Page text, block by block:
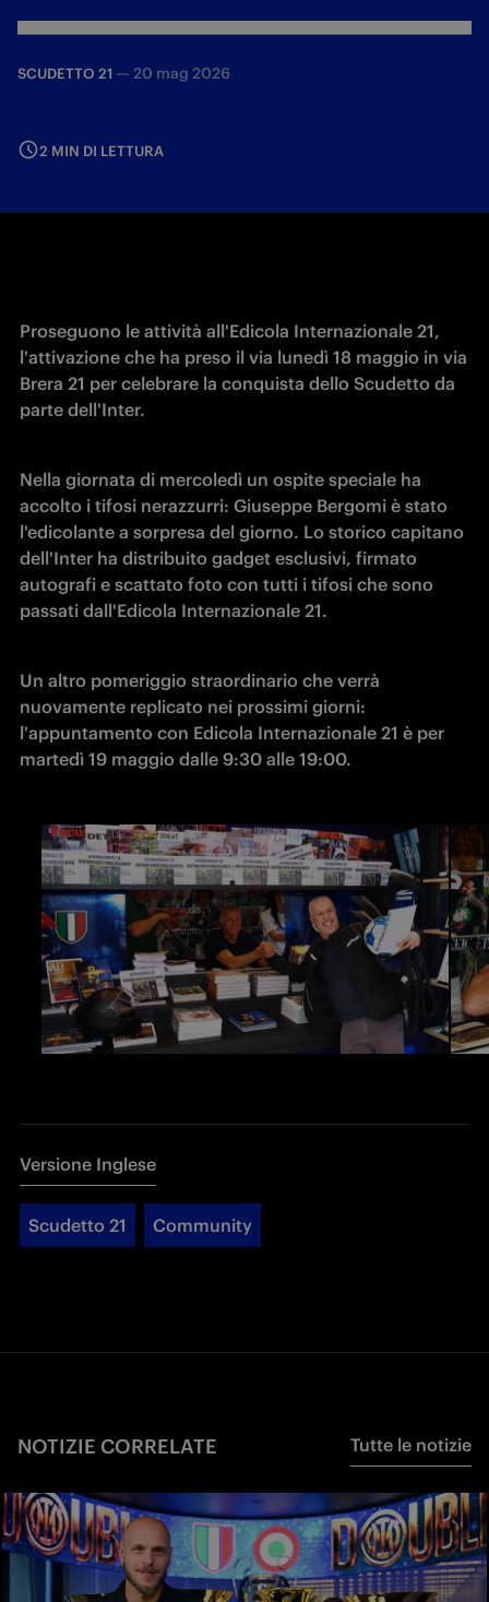
SCUDETTO 21 — 20 mag 2026
2 MIN DI LETTURA
Proseguono le attività all'Edicola Internazionale 21,
l'attivazione che ha preso il via lunedì 18 maggio in via
Brera 21 per celebrare la conquista dello Scudetto da
parte dell'Inter.
Nella giornata di mercoledì un ospite speciale ha
accolto i tifosi nerazzurri: Giuseppe Bergomi è stato
l'edicolante a sorpresa del giorno. Lo storico capitano
dell'Inter ha distribuito gadget esclusivi, firmato
autografi e scattato foto con tutti i tifosi che sono
passati dall'Edicola Internazionale 21.
Un altro pomeriggio straordinario che verrà
nuovamente replicato nei prossimi giorni:
l'appuntamento con Edicola Internazionale 21 è per
martedì 19 maggio dalle 9:30 alle 19:00.
Versione Inglese
Scudetto 21 Community
NOTIZIE CORRELATE Tutte le notizie